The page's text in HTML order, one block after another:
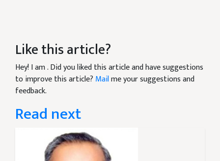
Like this article?
Hey! I am. Did you liked this article and have suggestions
to improve this article? Mailme your suggestions and
feedback.
Read next